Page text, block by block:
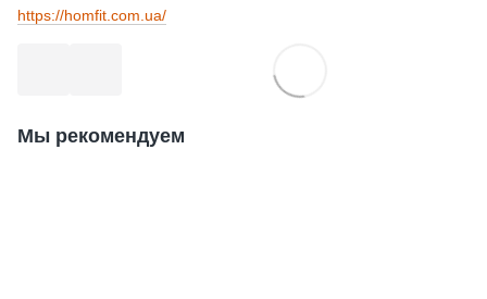
https://homfit.com.ua/
Мы рекомендуем